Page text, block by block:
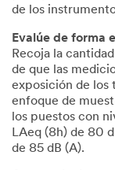
de los
Evalúe de forma
Recoja la
de que las
exposición de los
enfoque de
los puestos con
LAeq (8h) de 80
de 85 dB (A).